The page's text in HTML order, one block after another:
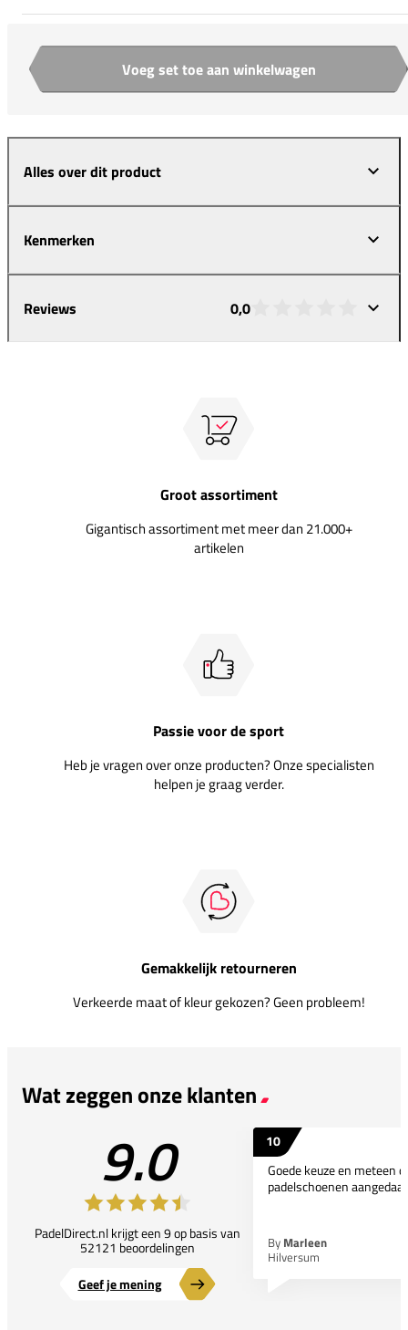
Aantal Voeg set toe aan winkelwagen
Alles over dit product
Kenmerken
Reviews 0,0
Groot assortiment
Gigantisch assortiment met meer dan 21.000+
artikelen
Passie voor de sport
Heb je vragen over onze producten? Onze specialisten
helpen je graag verder.
Gemakkelijk retourneren
Verkeerde maat of kleur gekozen? Geen probleem!
Wat zeggen onze klanten
9.0
PadelDirect.nl krijgt een 9 op basis van
52121 beoordelingen
Geef je mening
10
Goede keuze en meteen
padelschoenen
By Marleen
Hilversum